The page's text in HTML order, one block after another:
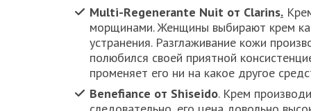
Multi-Rеgеnеrante Nuit от Clarins.
морщинами. Женщины выбирают крем
устранения. Разглаживание кожи
полюбился своей приятной
променяет его ни на какое другое
Benefiance от Shiseido. Крем